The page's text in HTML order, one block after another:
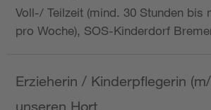
Voll-/ Teilzeit (mind. 30 Stunden bis
pro Woche), SOS-Kinderdorf
Erzieherin / Kinderpflegerin
unseren Hort